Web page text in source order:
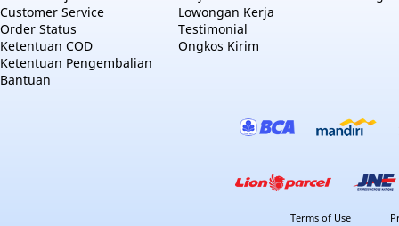
Customer Service
Order Status
Ketentuan COD
Ketentuan Pengembalian
Bantuan
Lowongan Kerja
Testimonial
Ongkos Kirim
Terms of Use